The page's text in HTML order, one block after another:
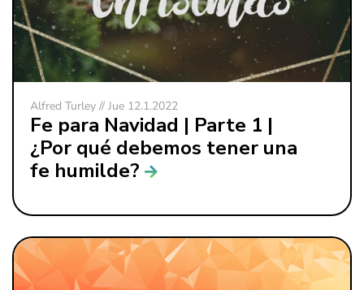
Alfred Turley // Jue 12.1.2022
Fe para Navidad | Parte 1 |
¿Por qué debemos tener una
fe humilde?